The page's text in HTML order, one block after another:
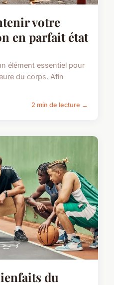
votre
en parfait état
élément essentiel pour
du corps. Afin
2 min de lecture →
du